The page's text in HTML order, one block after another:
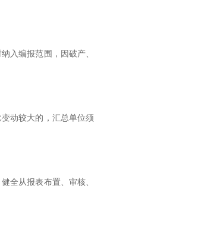
入编报范围，因破产、
动较大的，汇总单位须
全从报表布置、审核、